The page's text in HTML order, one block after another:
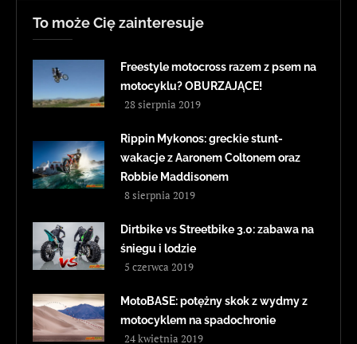
To może Cię zainteresuje
Freestyle motocross razem z psem na
motocyklu? OBURZAJĄCE!
28 sierpnia 2019
Rippin Mykonos: greckie stunt-
wakacje z Aaronem Coltonem oraz
Robbie Maddisonem
8 sierpnia 2019
Dirtbike vs Streetbike 3.0: zabawa na
śniegu i lodzie
5 czerwca 2019
MotoBASE: potężny skok z wydmy z
motocyklem na spadochronie
24 kwietnia 2019